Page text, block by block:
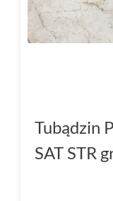
Tubądzin
SAT STR